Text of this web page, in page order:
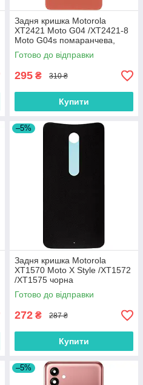
Задня кришка Motorola
XT2421 Moto G04 /XT2421-8
Moto G04s помаранчева,
Sunrise Orange, оригінал
PRC
Готово до відправки
295 ₴ 310 ₴
Купити
–5%
Задня кришка Motorola
XT1570 Moto X Style /XT1572
/XT1575 чорна
Готово до відправки
272 ₴ 287 ₴
Купити
–5%